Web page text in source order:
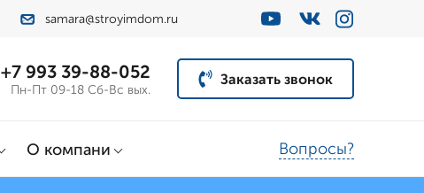
samara@stroyimdom.ru
+7 993 39-88-052
Пн-Пт 09-18 Сб-Вс вых.
Заказать звонок
О компани Вопросы?